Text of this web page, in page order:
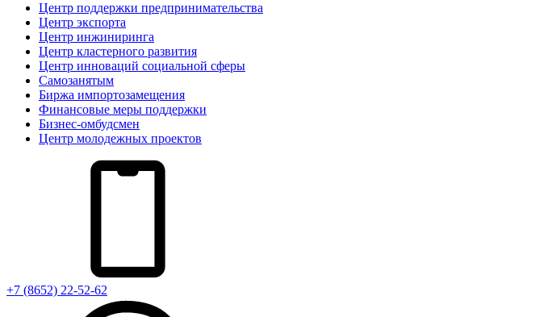
Центр поддержки предпринимательства
Центр экспорта
Центр инжиниринга
Центр кластерного развития
Центр инноваций социальной сферы
Cамозанятым
Биржа импортозамещения
Финансовые меры поддержки
Бизнес-омбудсмен
Центр молодежных проектов
+7 (8652) 22-52-62